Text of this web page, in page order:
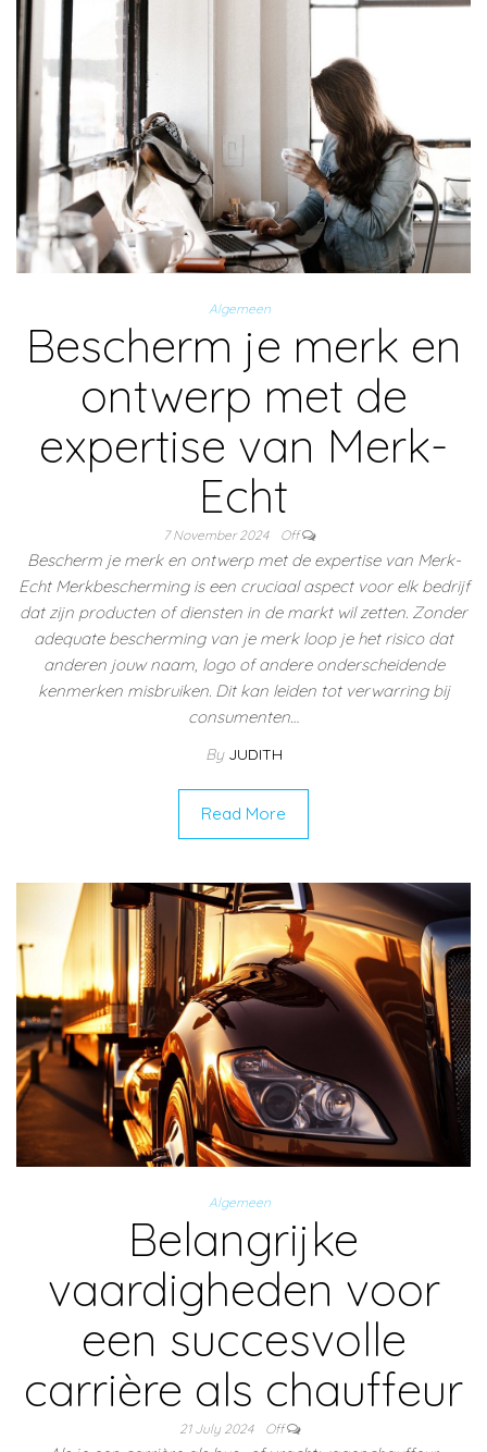
Algemeen
Bescherm je merk en
ontwerp met de
expertise van Merk-
Echt
7 November 2024 Off
Bescherm je merk en ontwerp met de expertise van Merk-
Echt Merkbescherming is een cruciaal aspect voor elk bedrijf
dat zijn producten of diensten in de markt wil zetten. Zonder
adequate bescherming van je merk loop je het risico dat
anderen jouw naam, logo of andere onderscheidende
kenmerken misbruiken. Dit kan leiden tot verwarring bij
consumenten…
By JUDITH
Read More
Algemeen
Belangrijke
vaardigheden voor
een succesvolle
carrière als chauffeur
21 July 2024 Off